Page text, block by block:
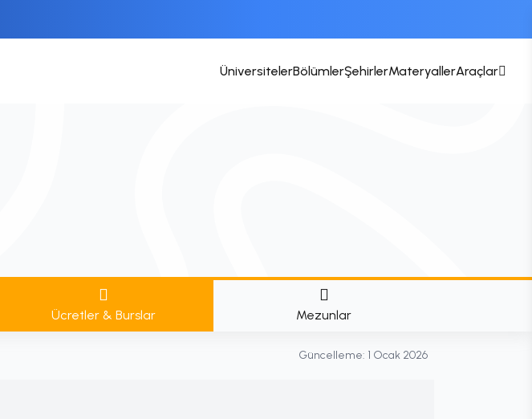
ÜniversitelerBölümlerŞehirlerMateryallerAraçlar
Ücretler & Burslar Mezunlar
Güncelleme: 1 Ocak 2026